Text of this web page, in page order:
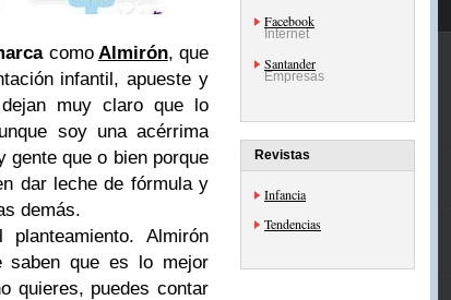
como Almirón, que
infantil, apueste y
muy claro que lo
soy una acérrima
gente que o bien porque
dar leche de fórmula y
demás.
Almirón
saben que es lo mejor
quieres, puedes contar
Facebook
Internet
Santander
Empresas
Revistas
Infancia
Tendencias